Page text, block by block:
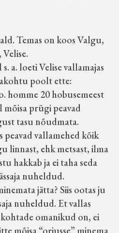
Temas on koos Valgu,
a. loeti Velise vallamajas
poolt ette:
homme 20 hobusemeest
mõisa prügi peavad
tasu nõudmata.
peavad vallamehed kõik
linnast, ehk metsast, ilma
hakkab ja ei taha seda
nuheldud.
jätta? Siis ootas ju
nuheldud. Et vallas
omanikud on, ei